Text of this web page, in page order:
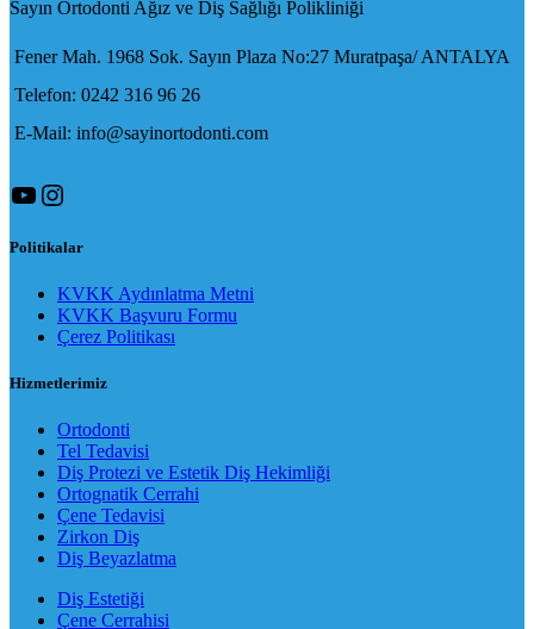
Sayın Ortodonti Ağız ve Diş Sağlığı Polikliniği
Fener Mah. 1968 Sok. Sayın Plaza No:27 Muratpaşa/ ANTALYA
Telefon: 0242 316 96 26
E-Mail: info@sayinortodonti.com
YouTube
Instagram
Politikalar
KVKK Aydınlatma Metni
KVKK Başvuru Formu
Çerez Politikası
Hizmetlerimiz
Ortodonti
Tel Tedavisi
Diş Protezi ve Estetik Diş Hekimliği
Ortognatik Cerrahi
Çene Tedavisi
Zirkon Diş
Diş Beyazlatma
Diş Estetiği
Çene Cerrahisi